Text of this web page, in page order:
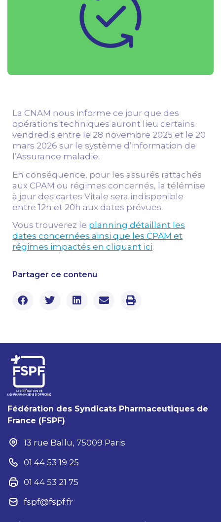
La CNAM nous informe ce jour que des
opérations techniques auront lieu certains
vendredis entre le 28 novembre 2025 et le 20
mars 2026 sur le système d’information de
l’Assurance maladie.
En conséquence, pour les assurés rattachés
aux CPAM ou régimes concernés, la télémise
à jour des cartes Vitale sera indisponible
entre 12h et 20h aux dates prévues.
Vous trouverez le planning détaillant les
dates concernées ainsi que les CPAM et
régimes impactés en cliquant ici.
Partager ce contenu
Fédération des Syndicats Pharmaceutiques de
France (FSPF)
13 rue Ballu, 75009 Paris
01 44 53 19 25
01 44 53 21 75
fspf@fspf.fr